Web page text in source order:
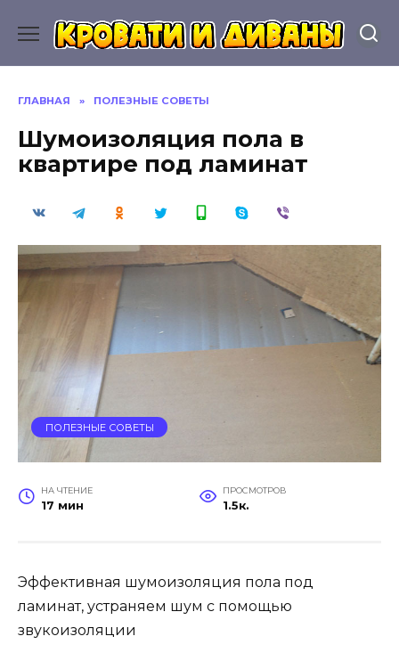
содержанию
ГЛАВНАЯ » ПОЛЕЗНЫЕ СОВЕТЫ
Шумоизоляция пола в
квартире под ламинат
ПОЛЕЗНЫЕ СОВЕТЫ
НА ЧТЕНИЕ
17 мин
ПРОСМОТРОВ
1.5к.
Эффективная шумоизоляция пола под
ламинат, устраняем шум с помощью
звукоизоляции